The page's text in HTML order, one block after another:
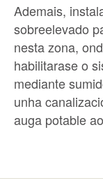
Ademais,
sobreelevado
nesta zona,
habilitarase o
mediante
unha
auga potable